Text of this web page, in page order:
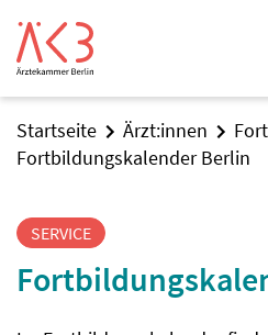
Startseite Ärzt:innen
Fortbildungskalender Berlin
SERVICE